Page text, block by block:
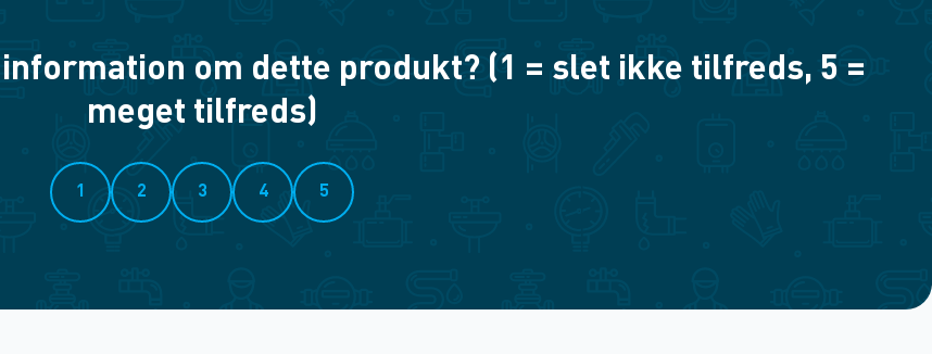
om dette produkt? (1 = slet ikke tilfreds, 5 =
meget tilfreds)
1 2 3 4 5